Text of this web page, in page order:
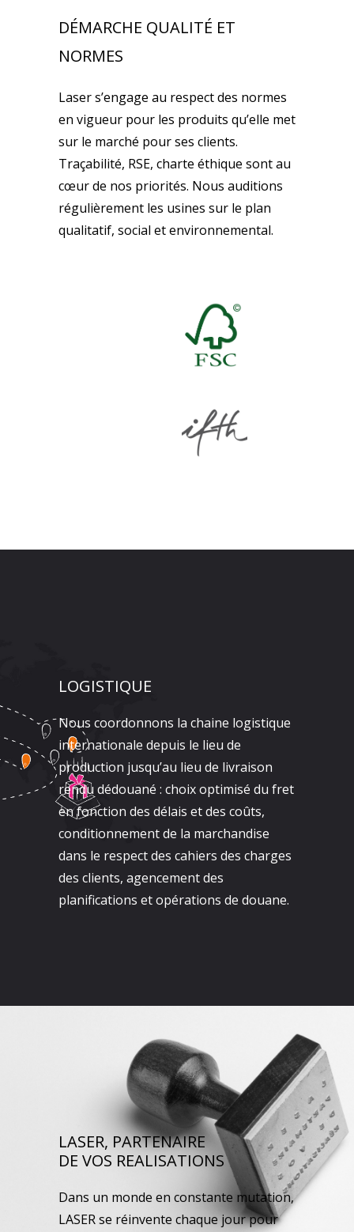
DÉMARCHE QUALITÉ ET
NORMES
Laser s’engage au respect des normes
en vigueur pour les produits qu’elle met
sur le marché pour ses clients.
Traçabilité, RSE, charte éthique sont au
cœur de nos priorités. Nous auditions
régulièrement les usines sur le plan
qualitatif, social et environnemental.
LOGISTIQUE
Nous coordonnons la chaine logistique
internationale depuis le lieu de
production jusqu’au lieu de livraison
rendu dédouané : choix optimisé du fret
en fonction des délais et des coûts,
conditionnement de la marchandise
dans le respect des cahiers des charges
des clients, agencement des
planifications et opérations de douane.
LASER, PARTENAIRE
DE VOS REALISATIONS
Dans un monde en constante mutation,
LASER se réinvente chaque jour pour